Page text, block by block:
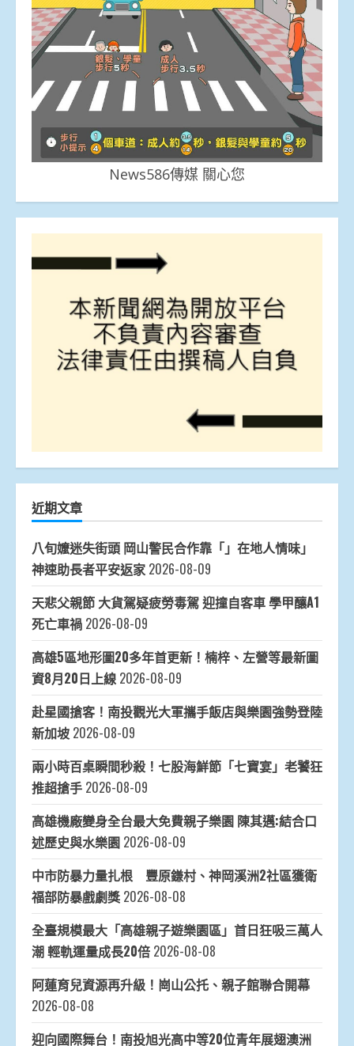
News586傳媒 關心您
近期文章
八旬嬤迷失街頭 岡山警民合作靠「」在地人情味」
神速助長者平安返家 2026-08-09
天悲父親節 大貨駕疑疲勞毒駕 迎撞自客車 學甲釀A1
死亡車禍 2026-08-09
高雄5區地形圖20多年首更新！楠梓、左營等最新圖
資8月20日上線 2026-08-09
赴星國搶客！南投觀光大軍攜手飯店與樂園強勢登陸
新加坡 2026-08-09
兩小時百桌瞬間秒殺！七股海鮮節「七寶宴」老饕狂
推超搶手 2026-08-09
高雄機廠變身全台最大免費親子樂園 陳其邁:結合口
述歷史與水樂園 2026-08-09
中市防暴力量扎根 豐原鎌村、神岡溪洲2社區獲衛
福部防暴戲劇獎 2026-08-08
全臺規模最大「高雄親子遊樂園區」首日狂吸三萬人
潮 輕軌運量成長20倍 2026-08-08
阿蓮育兒資源再升級！崗山公托、親子館聯合開幕
2026-08-08
迎向國際舞台！南投旭光高中等20位青年展翅澳洲